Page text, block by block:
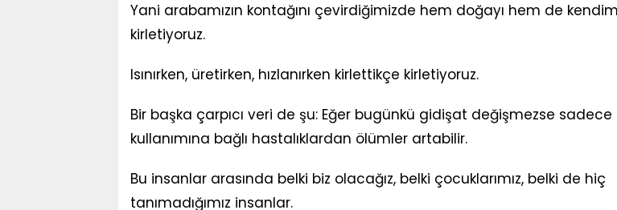
Yani arabamızın kontağını çevirdiğimizde hem doğayı hem de
kirletiyoruz.
Isınırken, üretirken, hızlanırken kirlettikçe kirletiyoruz.
Bir başka çarpıcı veri de şu: Eğer bugünkü gidişat değişmezse sadece
kullanımına bağlı hastalıklardan ölümler artabilir.
Bu insanlar arasında belki biz olacağız, belki çocuklarımız, belki de hiç
tanımadığımız insanlar.